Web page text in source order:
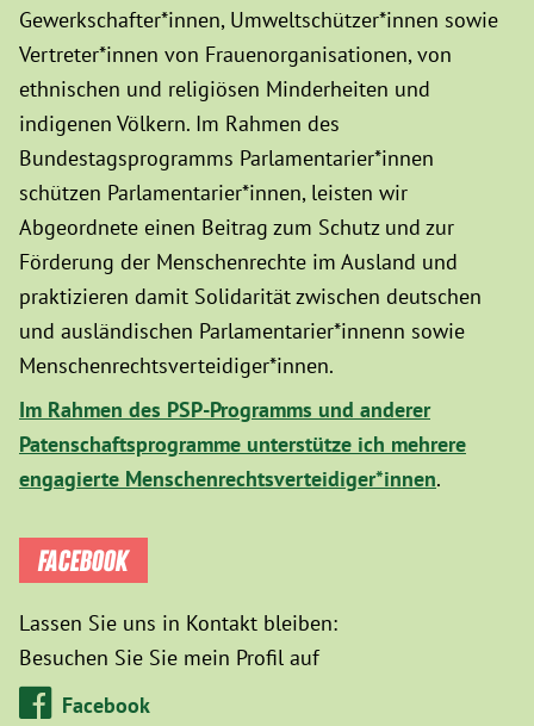
Gewerkschafter*innen, Umweltschützer*innen sowie
Vertreter*innen von Frauenorganisationen, von
ethnischen und religiösen Minderheiten und
indigenen Völkern. Im Rahmen des
Bundestagsprogramms Parlamentarier*innen
schützen Parlamentarier*innen, leisten wir
Abgeordnete einen Beitrag zum Schutz und zur
Förderung der Menschenrechte im Ausland und
praktizieren damit Solidarität zwischen deutschen
und ausländischen Parlamentarier*innenn sowie
Menschenrechtsverteidiger*innen.
Im Rahmen des PSP-Programms und anderer
Patenschaftsprogramme unterstütze ich mehrere
engagierte Menschenrechtsverteidiger*innen.
FACEBOOK
Lassen Sie uns in Kontakt bleiben:
Besuchen Sie Sie mein Profil auf
Facebook